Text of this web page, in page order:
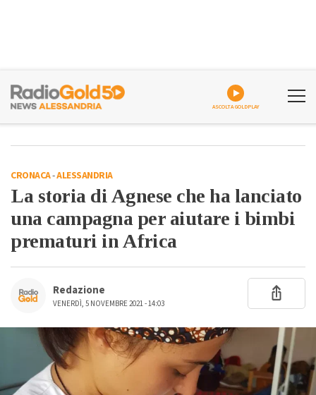
ASCOLTA GOLDPLAY
CRONACA-ALESSANDRIA
La storia di Agnese che ha lanciato
una campagna per aiutare i bimbi
prematuri in Africa
Redazione
VENERDÌ, 5 NOVEMBRE 2021 - 14:03